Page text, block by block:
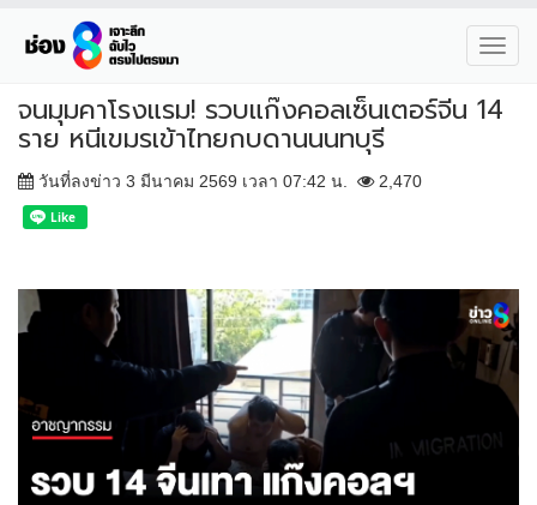
จนมุมคาโรงแรม! รวบแก๊งคอลเซ็นเตอร์จีน 14
ราย หนีเขมรเข้าไทยกบดานนนทบุรี
วันที่ลงข่าว 3 มีนาคม 2569 เวลา 07:42 น. 2,470